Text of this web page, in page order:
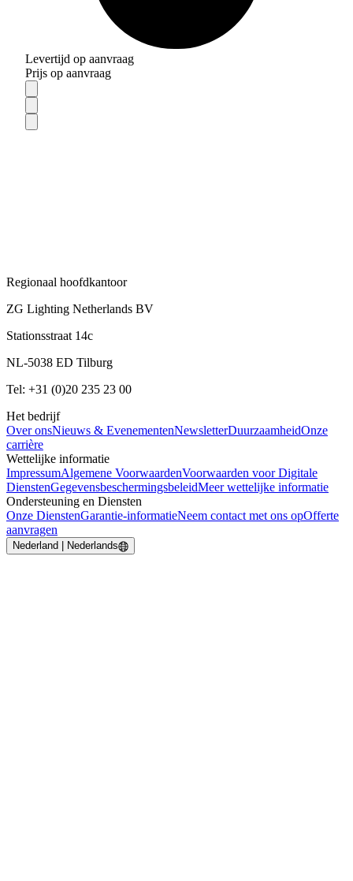
Levertijd op aanvraag
Prijs op aanvraag
Regionaal hoofdkantoor
ZG Lighting Netherlands BV
Stationsstraat 14c
NL-5038 ED Tilburg
Tel: +31 (0)20 235 23 00
Het bedrijf
Over onsNieuws & EvenementenNewsletterDuurzaamheidOnze
carrière
Wettelijke informatie
ImpressumAlgemene VoorwaardenVoorwaarden voor Digitale
DienstenGegevensbeschermingsbeleidMeer wettelijke informatie
Ondersteuning en Diensten
Onze DienstenGarantie-informatieNeem contact met ons opOfferte
aanvragen
Nederland | Nederlands